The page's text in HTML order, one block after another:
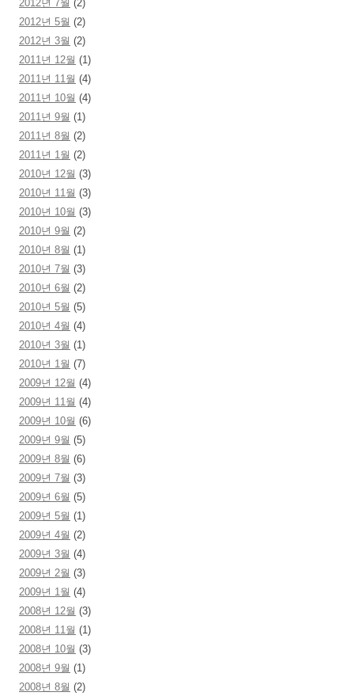
2012년 7월 (2)
2012년 5월 (2)
2012년 3월 (2)
2011년 12월 (1)
2011년 11월 (4)
2011년 10월 (4)
2011년 9월 (1)
2011년 8월 (2)
2011년 1월 (2)
2010년 12월 (3)
2010년 11월 (3)
2010년 10월 (3)
2010년 9월 (2)
2010년 8월 (1)
2010년 7월 (3)
2010년 6월 (2)
2010년 5월 (5)
2010년 4월 (4)
2010년 3월 (1)
2010년 1월 (7)
2009년 12월 (4)
2009년 11월 (4)
2009년 10월 (6)
2009년 9월 (5)
2009년 8월 (6)
2009년 7월 (3)
2009년 6월 (5)
2009년 5월 (1)
2009년 4월 (2)
2009년 3월 (4)
2009년 2월 (3)
2009년 1월 (4)
2008년 12월 (3)
2008년 11월 (1)
2008년 10월 (3)
2008년 9월 (1)
2008년 8월 (2)